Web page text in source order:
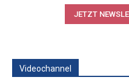
JETZT
Videochannel